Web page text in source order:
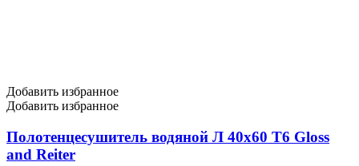
Добавить избранное
Добавить избранное
Полотенцесушитель водяной Л 40х60 Т6 Gloss
and Reiter